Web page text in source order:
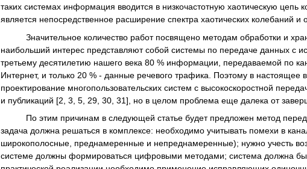
таких системах информация вводится в низкочастотную хаотическую
является непосредственное расширение спектра хаотических колебаний
Значительное количество работ посвящено методам обработки и
наибольший интерес представляют собой системы по передаче данных с
третьему десятилетию нашего века 80 % информации, передаваемой по
Интернет, и только 20 % - данные речевого трафика. Поэтому в настоящее
проектирование многопользовательских систем с высокоскоростной
и публикаций [2, 3, 5, 29, 30, 31], но в целом проблема еще далека от
По этим причинам в следующей статье будет предложен метод
задача должна решаться в комплексе: необходимо учитывать помехи в
широкополосные, преднамеренные и непреднамеренные); нужно учесть
системе должны формироваться цифровыми методами; система должна